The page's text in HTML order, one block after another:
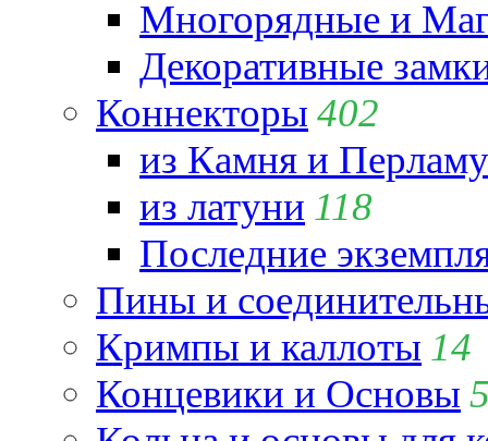
Многорядные и
Декоративные
Коннекторы 402
из Камня и
из латуни 118
Последние
Пины и
Кримпы и каллоты 14
Концевики и Основы